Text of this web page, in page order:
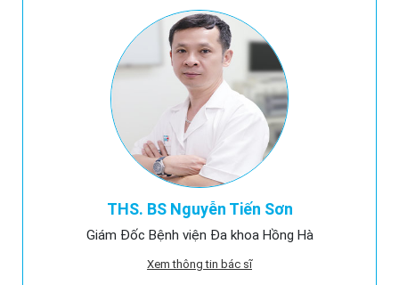
THS. BS Nguyễn Tiến Sơn
Giám Đốc Bệnh viện Đa khoa Hồng Hà
Xem thông tin bác sĩ